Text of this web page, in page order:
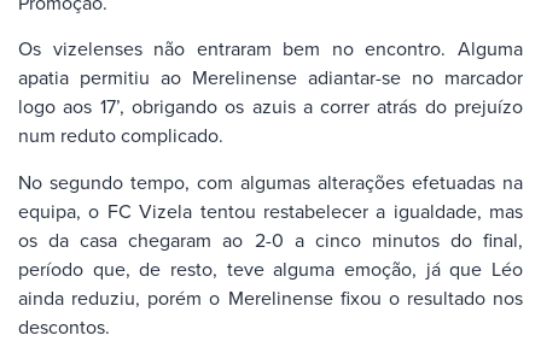
Os vizelenses não entraram bem no encontro. Alguma
apatia permitiu ao Merelinense adiantar-se no marcador
logo aos 17’, obrigando os azuis a correr atrás do prejuízo
num reduto complicado.
No segundo tempo, com algumas alterações efetuadas na
equipa, o FC Vizela tentou restabelecer a igualdade, mas
os da casa chegaram ao 2-0 a cinco minutos do final,
período que, de resto, teve alguma emoção, já que Léo
ainda reduziu, porém o Merelinense fixou o resultado nos
descontos.